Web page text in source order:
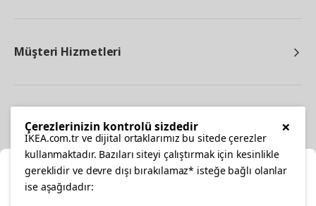
Müşteri Hizmetleri
×
Çerezlerinizin kontrolü sizdedir
IKEA.com.tr ve dijital ortaklarımız bu sitede çerezler
kullanmaktadır. Bazıları siteyi çalıştırmak için kesinlikle
gereklidir ve devre dışı bırakılamaz* isteğe bağlı olanlar
ise aşağıdadır: